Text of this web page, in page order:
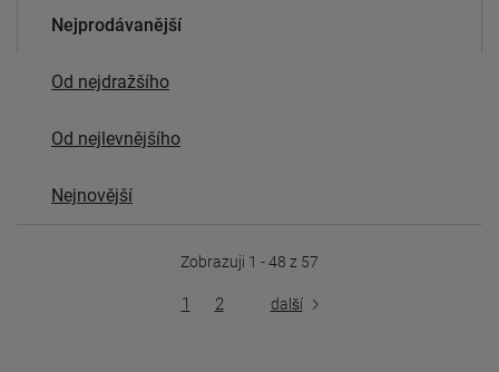
Nejprodávanější
Od nejdražšího
Od nejlevnějšího
Nejnovější
Zobrazuji 1 - 48 z 57
2
1 další